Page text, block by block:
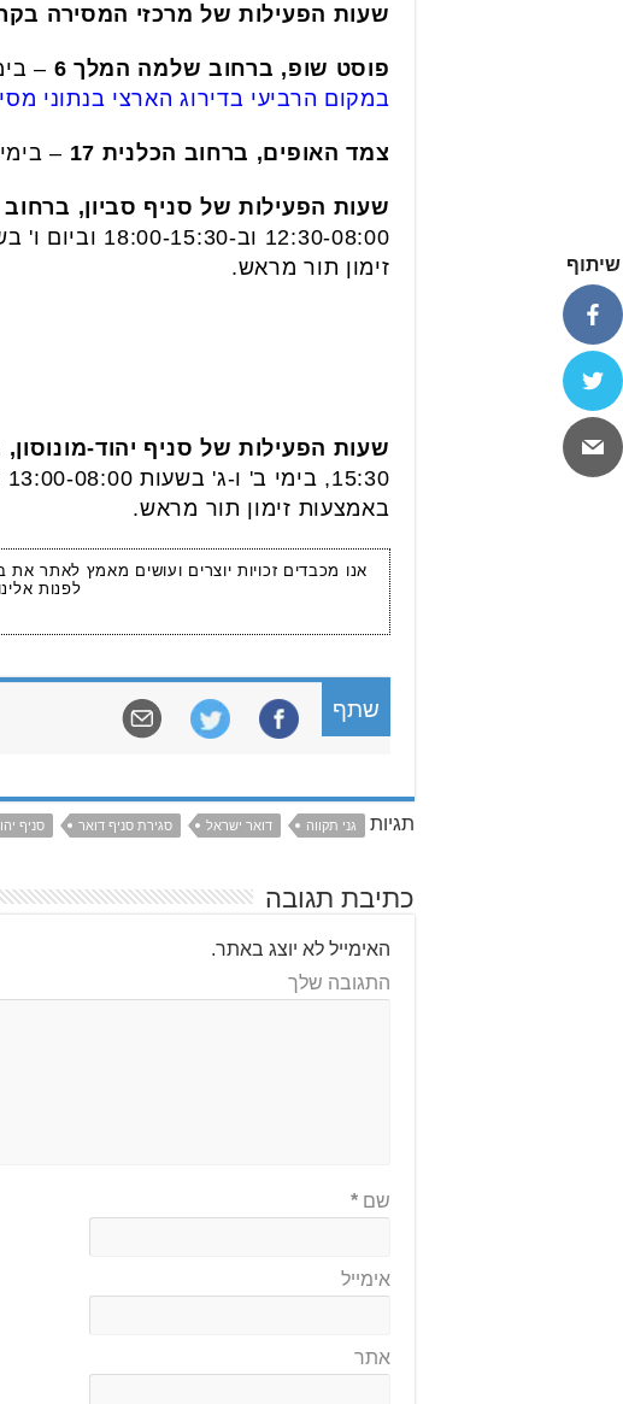
שעות הפעילות של מרכזי המסירה
פוסט שופ, ברחוב שלמה המלך 6 – בימי א'-ה'
במקום הרביעי בדירוג הארצי בנתוני
צמד האופים, ברחוב הכלנית 17 – בימי א'-ה'
שעות הפעילות של סניף סביון, ברחוב השקמה
זימון תור מראש.
שעות הפעילות של סניף יהוד-מונוסון, ברחוב שוהם
באמצעות זימון תור מראש.
אנו מכבדים זכויות יוצרים ועושים מאמץ לאתר את
לפנות
שתף
תגיות גני תקווה דואר ישראל סגירת סניף דואר סניף
כתיבת תגובה
האימייל לא יוצג באתר.
התגובה שלך
שם*
אימייל
אתר
שיתוף